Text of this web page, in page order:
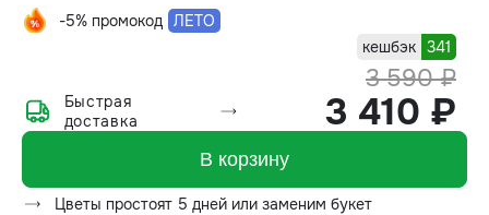
-5% промокод ЛЕТО
кешбэк 341
3 590 ₽
3 410 ₽
Быстрая
доставка
В корзину
Цветы простоят 5 дней или заменим букет